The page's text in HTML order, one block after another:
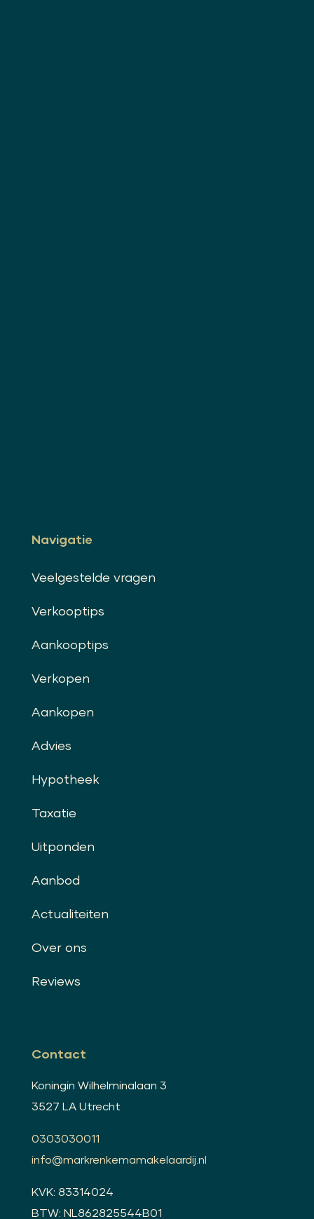
Navigatie
Veelgestelde vragen
Verkooptips
Aankooptips
Verkopen
Aankopen
Advies
Hypotheek
Taxatie
Uitponden
Aanbod
Actualiteiten
Over ons
Reviews
Contact
Koningin Wilhelminalaan 3
3527 LA Utrecht
0303030011
info@markrenkemamakelaardij.nl
KVK: 83314024
BTW: NL862825544B01